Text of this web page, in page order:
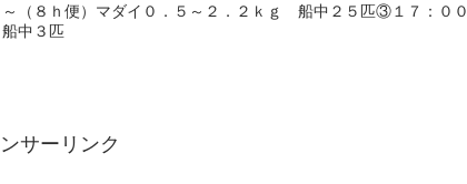
（８ｈ便）マダイ０．５～２．２ｋｇ 船中２５匹③１７：００
中３匹
サーリンク